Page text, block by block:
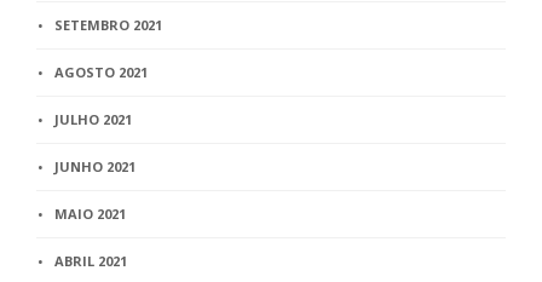
SETEMBRO 2021
AGOSTO 2021
JULHO 2021
JUNHO 2021
MAIO 2021
ABRIL 2021